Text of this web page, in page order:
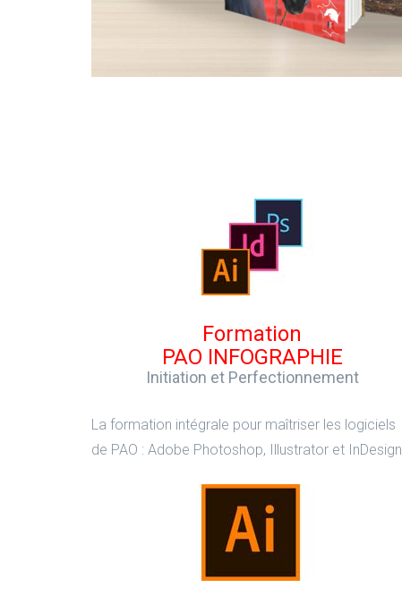
Formation
PAO INFOGRAPHIE
Initiation et Perfectionnement
La formation intégrale pour maîtriser les logiciels
de PAO : Adobe Photoshop, Illustrator et InDesign.